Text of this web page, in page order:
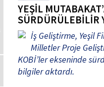
YEŞİL
SÜRDÜRÜLEBİLİR
İş Geliştirme, Yeşil
Milletler Proje
KOBİ’ler ekseninde
bilgiler aktardı.